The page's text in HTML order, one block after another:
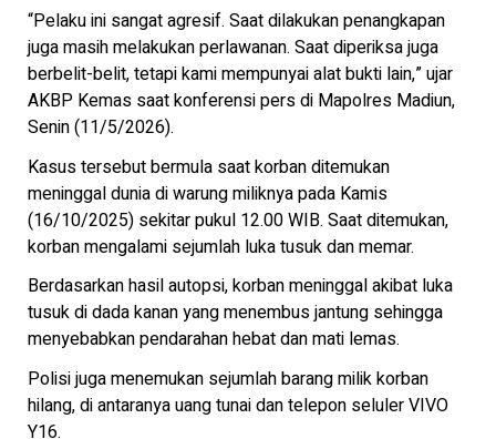
“Pelaku ini sangat agresif. Saat dilakukan penangkapan
juga masih melakukan perlawanan. Saat diperiksa juga
berbelit-belit, tetapi kami mempunyai alat bukti lain,” ujar
AKBP Kemas saat konferensi pers di Mapolres Madiun,
Senin (11/5/2026).
Kasus tersebut bermula saat korban ditemukan
meninggal dunia di warung miliknya pada Kamis
(16/10/2025) sekitar pukul 12.00 WIB. Saat ditemukan,
korban mengalami sejumlah luka tusuk dan memar.
Berdasarkan hasil autopsi, korban meninggal akibat luka
tusuk di dada kanan yang menembus jantung sehingga
menyebabkan pendarahan hebat dan mati lemas.
Polisi juga menemukan sejumlah barang milik korban
hilang, di antaranya uang tunai dan telepon seluler VIVO
Y16.